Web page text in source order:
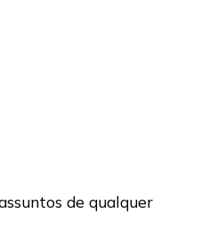
de qualquer